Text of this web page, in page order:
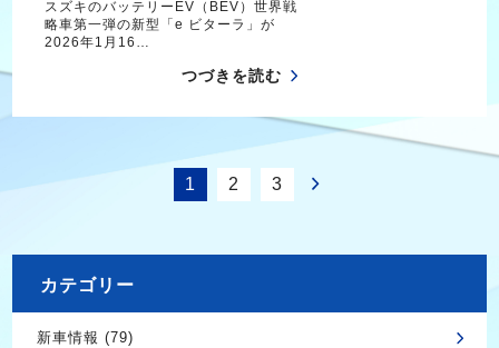
スズキのバッテリーEV（BEV）世界戦
略車第一弾の新型「e ビターラ」が
2026年1月16…
つづきを読む
1 2 3
カテゴリー
新車情報 (79)